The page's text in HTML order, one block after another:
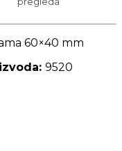
60×40 mm
9520